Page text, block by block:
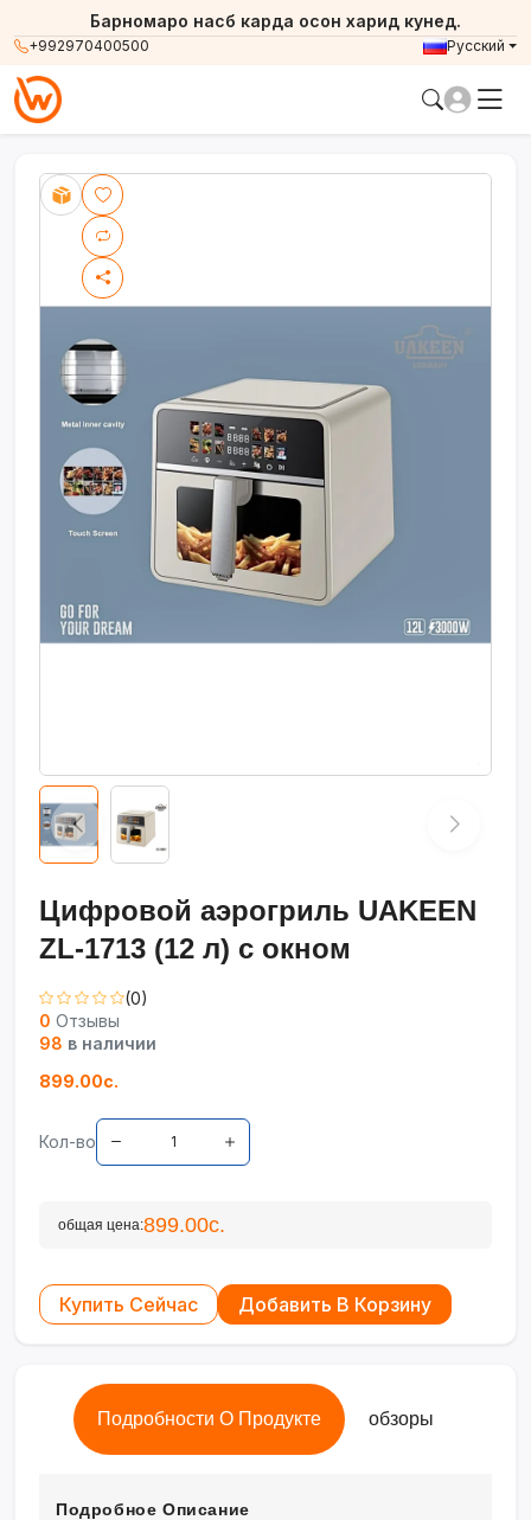
+992970400500
Барномаро насб карда осон харид кунед.
Русский
Цифровой аэрогриль UAKEEN
ZL-1713 (12 л) с окном
(0)
0 Отзывы
98 в наличии
899.00с.
Кол-во
общая цена:899.00с.
Купить Сейчас Добавить В Корзину
Подробности О Продукте обзоры
Подробное Описание